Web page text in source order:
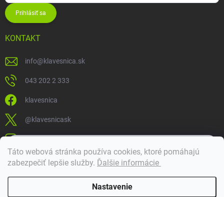
Táto webová stránka používa cookies, ktoré pomáhajú
zabezpečiť lepšie služby. Ďalšie informácie
Nastavenie
Prihlásiť sa
KONTAKT
info@klavesnica.sk
043 202 2 333
klavesnica
@klavesnicask
klavesnica_sk
Doprava a platba
Dobrý deň! 👋 Pomôžem vám nájsť správny diel. Napíšte mi.